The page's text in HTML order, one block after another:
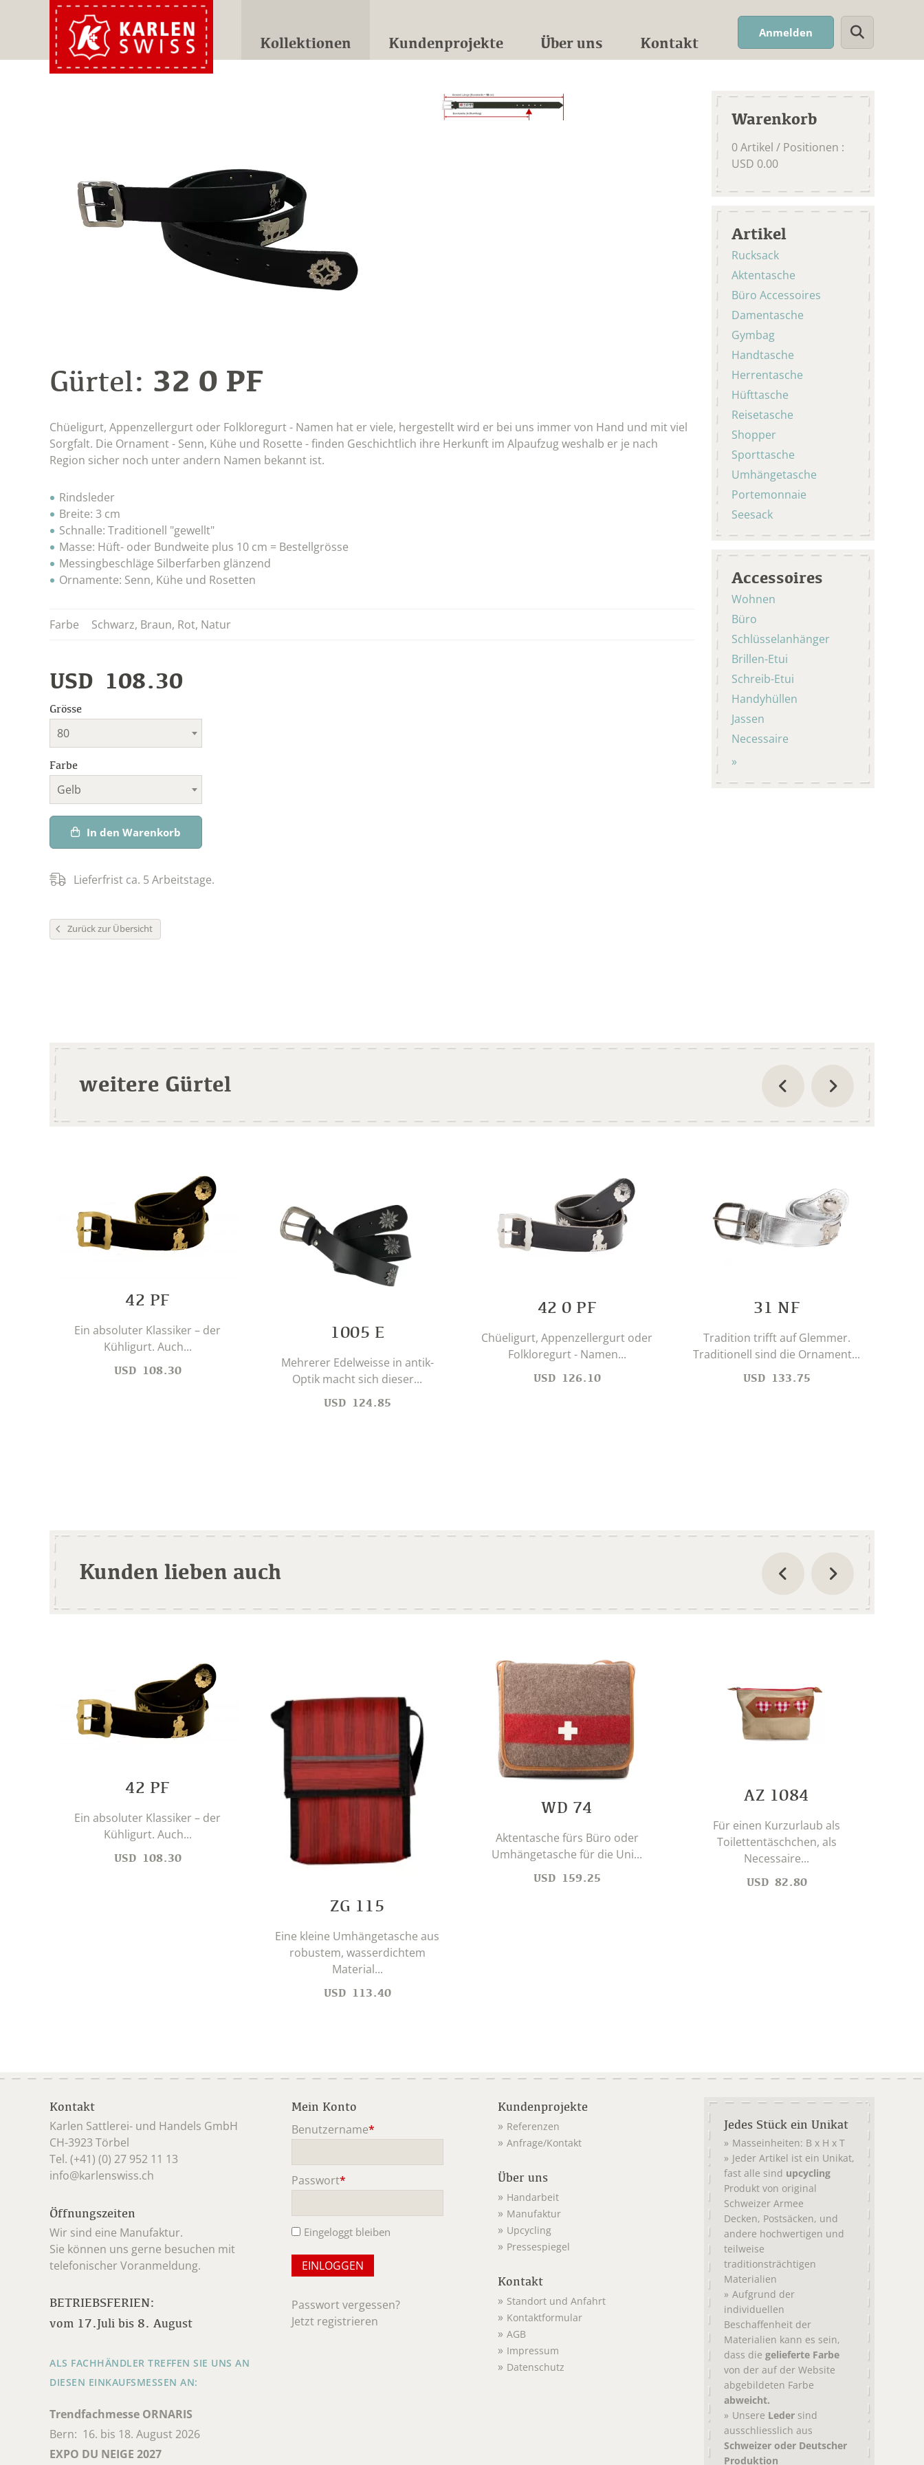
Kollektionen Kundenprojekte Über uns Kontakt
Anmelden Suchwort
Warenkorb
0Artikel / Positionen :
USD 0.00
Artikel
Rucksack
Aktentasche
Büro Accessoires
Damentasche
Gymbag
Handtasche
Herrentasche
Hüfttasche
Reisetasche
Shopper
Sporttasche
Umhängetasche
Portemonnaie
Seesack
Accessoires
Wohnen
Büro
Schlüsselanhänger
Brillen-Etui
Schreib-Etui
Handyhüllen
Jassen
Necessaire
Gürtel: 32 0 PF
Chüeligurt, Appenzellergurt oder Folkloregurt - Namen hat er viele, hergestellt wird er bei uns immer von Hand und mit viel
Sorgfalt. Die Ornament - Senn, Kühe und Rosette - finden Geschichtlich ihre Herkunft im Alpaufzug weshalb er je nach
Region sicher noch unter andern Namen bekannt ist.
Rindsleder
Breite: 3 cm
Schnalle: Traditionell "gewellt"
Masse: Hüft- oder Bundweite plus 10 cm = Bestellgrösse
Messingbeschläge Silberfarben glänzend
Ornamente: Senn, Kühe und Rosetten
Farbe Schwarz, Braun, Rot, Natur
USD 108.30
Grösse
80
Farbe
Gelb
In den Warenkorb
Lieferfrist ca. 5 Arbeitstage.
Zurück zur Übersicht
weitere Gürtel
42 PF
Ein absoluter Klassiker – der
Kühligurt. Auch...
USD 108.30
1005 E
Mehrerer Edelweisse in antik-
Optik macht sich dieser...
USD 124.85
42 0 PF
Chüeligurt, Appenzellergurt oder
Folkloregurt - Namen...
USD 126.10
31 NF
Tradition trifft auf Glemmer.
Traditionell sind die Ornament...
USD 133.75
Kunden lieben auch
42 PF
Ein absoluter Klassiker – der
Kühligurt. Auch...
USD 108.30
ZG 115
Eine kleine Umhängetasche aus
robustem, wasserdichtem
Material...
USD 113.40
WD 74
Aktentasche fürs Büro oder
Umhängetasche für die Uni...
USD 159.25
AZ 1084
Für einen Kurzurlaub als
Toilettentäschchen, als
Necessaire...
USD 82.80
Kontakt
Karlen Sattlerei- und Handels GmbH
CH-3923 Törbel
Tel. (+41) (0) 27 952 11 13
info@karlenswiss.ch
Öffnungszeiten
Wir sind eine Manufaktur.
Sie können uns gerne besuchen mit
telefonischer Voranmeldung.
BETRIEBSFERIEN:
vom 17.Juli bis 8. August
ALS FACHHÄNDLER TREFFEN SIE UNS AN
DIESEN EINKAUFSMESSEN AN:
Trendfachmesse ORNARIS
Bern: 16. bis 18. August 2026
EXPO DU NEIGE 2027
Mein Konto
Benutzername*
Passwort*
Eingeloggt bleiben
Passwort vergessen?
Jetzt registrieren
Kundenprojekte
Referenzen
Anfrage/Kontakt
Über uns
Handarbeit
Manufaktur
Upcycling
Pressespiegel
Kontakt
Standort und Anfahrt
Kontaktformular
AGB
Impressum
Datenschutz
Jedes Stück ein Unikat
Masseinheiten: B x H x T
Jeder Artikel ist ein Unikat,
fast alle sind upcycling
Produkt von original
Schweizer Armee
Decken, Postsäcken, und
andere hochwertigen und
teilweise
traditionsträchtigen
Materialien
Aufgrund der
individuellen
Beschaffenheit der
Materialien kann es sein,
dass die gelieferte Farbe
von der auf der Website
abgebildeten Farbe
abweicht.
Unsere Leder sind
ausschliesslich aus
Schweizer oder Deutscher
Produktion